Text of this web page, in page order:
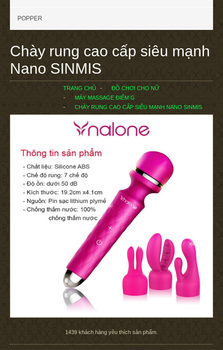
POPPER
Chày rung cao cấp siêu mạnh
Nano SINMIS
TRANG CHỦ
ĐỒ CHƠI CHO NỮ
MÁY MASSAGE ĐIỂM G
CHÀY RUNG CAO CẤP SIÊU MẠNH NANO SINMIS
1439 khách hàng yêu thích sản phẩm.